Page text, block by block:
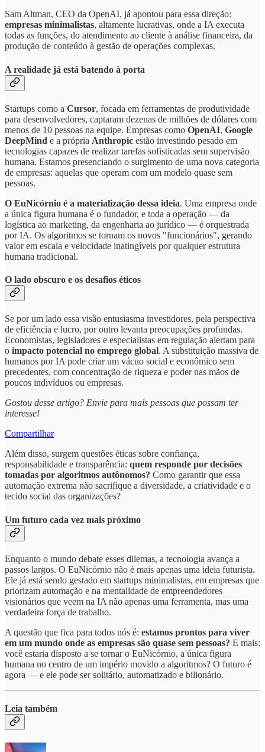
Sam Altman, CEO da OpenAI, já apontou para essa direção:
empresas minimalistas, altamente lucrativas, onde a IA executa
todas as funções, do atendimento ao cliente à análise financeira, da
produção de conteúdo à gestão de operações complexas.
A realidade já está batendo à porta
Startups como a Cursor, focada em ferramentas de produtividade
para desenvolvedores, captaram dezenas de milhões de dólares com
menos de 10 pessoas na equipe. Empresas como OpenAI, Google
DeepMind e a própria Anthropic estão investindo pesado em
tecnologias capazes de realizar tarefas sofisticadas sem supervisão
humana. Estamos presenciando o surgimento de uma nova categoria
de empresas: aquelas que operam com um modelo quase sem
pessoas.
O EuNicórnio é a materialização dessa ideia. Uma empresa onde
a única figura humana é o fundador, e toda a operação — da
logística ao marketing, da engenharia ao jurídico — é orquestrada
por IA. Os algoritmos se tornam os novos "funcionários", gerando
valor em escala e velocidade inatingíveis por qualquer estrutura
humana tradicional.
O lado obscuro e os desafios éticos
Se por um lado essa visão entusiasma investidores, pela perspectiva
de eficiência e lucro, por outro levanta preocupações profundas.
Economistas, legisladores e especialistas em regulação alertam para
o impacto potencial no emprego global. A substituição massiva de
humanos por IA pode criar um vácuo social e econômico sem
precedentes, com concentração de riqueza e poder nas mãos de
poucos indivíduos ou empresas.
Gostou desse artigo? Envie para mais pessoas que possam ter
interesse!
Compartilhar
Além disso, surgem questões éticas sobre confiança,
responsabilidade e transparência: quem responde por decisões
tomadas por algoritmos autônomos? Como garantir que essa
automação extrema não sacrifique a diversidade, a criatividade e o
tecido social das organizações?
Um futuro cada vez mais próximo
Enquanto o mundo debate esses dilemas, a tecnologia avança a
passos largos. O EuNicórnio não é mais apenas uma ideia futurista.
Ele já está sendo gestado em startups minimalistas, em empresas que
priorizam automação e na mentalidade de empreendedores
visionários que veem na IA não apenas uma ferramenta, mas uma
verdadeira força de trabalho.
A questão que fica para todos nós é: estamos prontos para viver
em um mundo onde as empresas são quase sem pessoas? E mais:
você estaria disposto a se tornar o EuNicórnio, a única figura
humana no centro de um império movido a algoritmos? O futuro é
agora — e ele pode ser solitário, automatizado e bilionário.
Leia também